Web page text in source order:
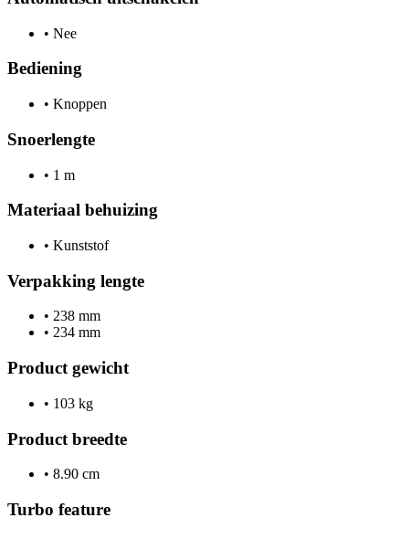
• Nee
Bediening
• Knoppen
Snoerlengte
• 1 m
Materiaal behuizing
• Kunststof
Verpakking lengte
• 238 mm
• 234 mm
Product gewicht
• 103 kg
Product breedte
• 8.90 cm
Turbo feature